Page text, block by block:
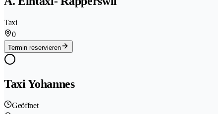
Taxi
0
Termin reservieren
Taxi Yohannes
Geöffnet